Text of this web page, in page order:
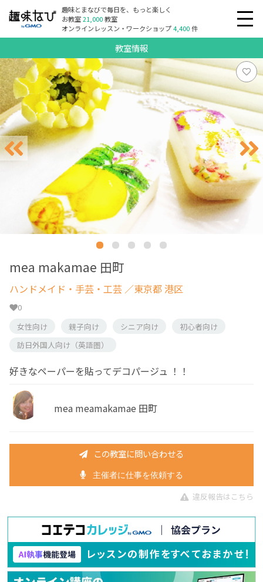
趣味とまなびで毎日を、もっと楽しく
お教室21,000教室
オンラインレッスン・ワークショップ4,400件
教室情報
mea makamae 田町
ハンドメイド・手芸・工芸 ／東京都 港区
0
女性向け
親子向け シニア向け
初心者向け
訪日外国人向け（英語圏）
好きなペーパーを貼ってデコパージュ ！！
mea meamakamae 田町
この教室に問い合わせる
主催者に仕事を依頼する
違反報告はこちら